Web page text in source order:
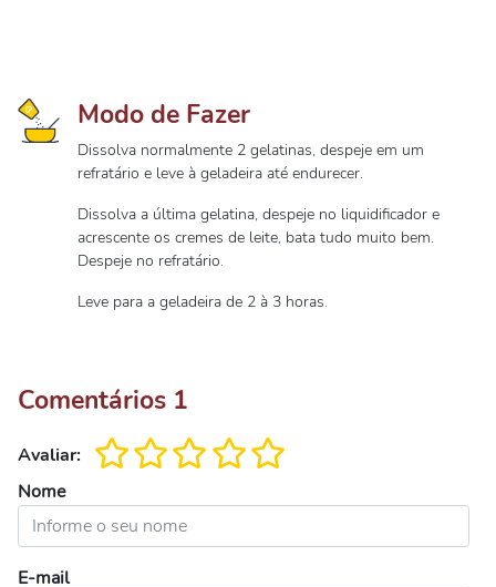
Modo de Fazer
Dissolva normalmente 2 gelatinas, despeje em um
refratário e leve à geladeira até endurecer.
Dissolva a última gelatina, despeje no liquidificador e
acrescente os cremes de leite, bata tudo muito bem.
Despeje no refratário.
Leve para a geladeira de 2 à 3 horas.
Comentários 1
Avaliar:
Nome
E-mail